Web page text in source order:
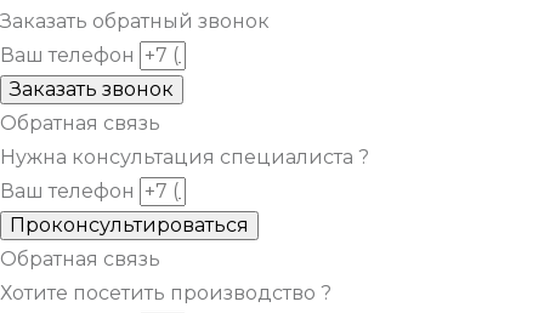
Заказать обратный звонок
Ваш телефон
Заказать звонок
Обратная связь
Нужна консультация специалиста ?
Ваш телефон
Проконсультироваться
Обратная связь
Хотите посетить производство ?